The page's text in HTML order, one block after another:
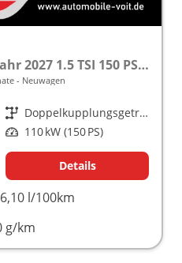
Selection Plus Modelljahr 2027 1.5 TSI 150 PS DSG TEMPOMAT/R.KAMERA/SHZ/LED/LENKRADHEIZUNG frei konfigurierbar!
Neuwagen
Getriebe
Doppelkupplungsgetriebe (DSG)
Leistung 110 kW (150 PS)
Details
6,10 l/100km
g/km